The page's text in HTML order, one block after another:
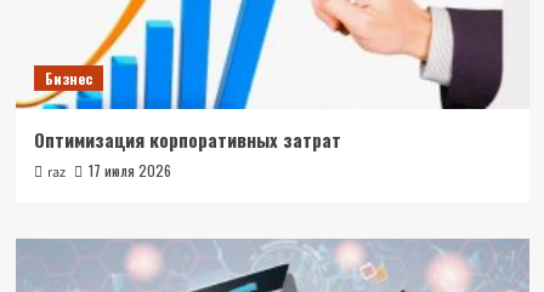
Бизнес
Оптимизация корпоративных затрат
raz 17 июля 2026